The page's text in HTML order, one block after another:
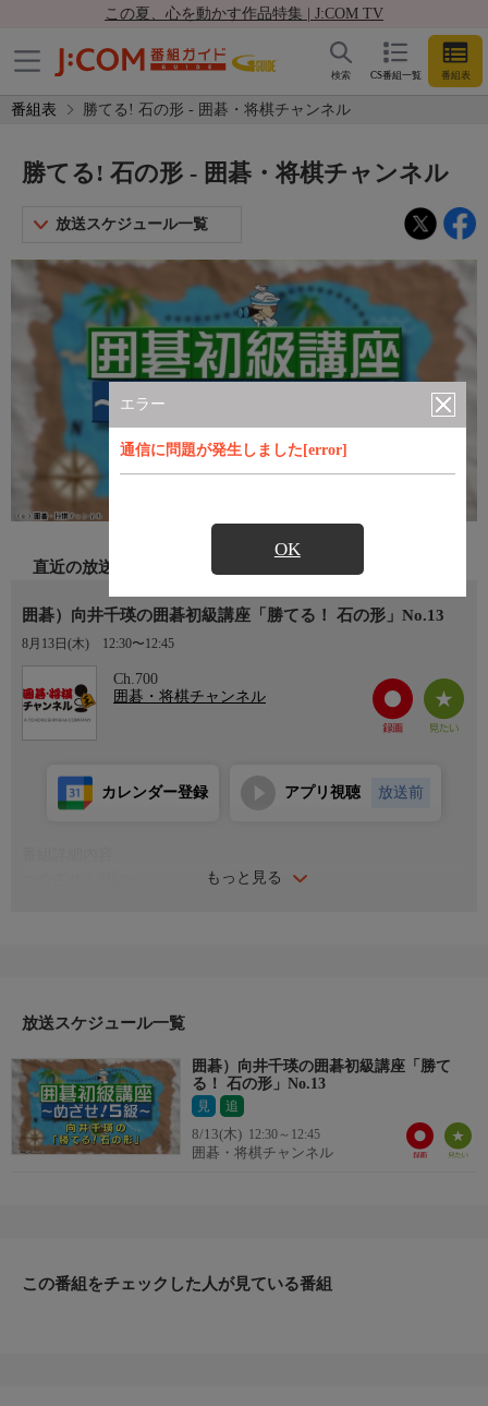
この夏、心を動かす作品特集 | J:COM TV
CS番組一覧 番組表
検索
番組表 勝てる! 石の形 - 囲碁・将棋チャンネル
エラー
通信に問題が発生しました[error]
OK
勝てる! 石の形 - 囲碁・将棋チャンネル
放送スケジュール一覧
直近の放送
囲碁）向井千瑛の囲碁初級講座「勝てる！ 石の形」No.13
8月13日(木) 12:30〜12:45
Ch.700
囲碁・将棋チャンネル
もっと見る
カレンダー登録 アプリ視聴 放送前
放送スケジュール一覧
囲碁）向井千瑛の囲碁初級講座「勝て
る！ 石の形」No.13
見 追
8/13(木) 12:30～12:45
囲碁・将棋チャンネル
この番組をチェックした人が見ている番組